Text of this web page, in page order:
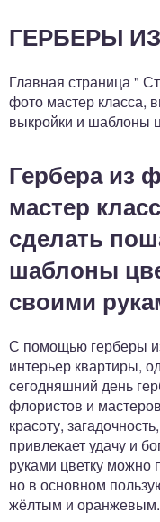
ГЕРБЕРЫ
Главная страница "
фото мастер класса,
выкройки и шаблоны
Гербера из
мастер
сделать
шаблоны
своими
С помощью герберы
интерьер квартиры,
сегодняшний день
флористов и
красоту,
привлекает удачу и
руками цветку можно
но в основном
жёлтым и оранжевым.